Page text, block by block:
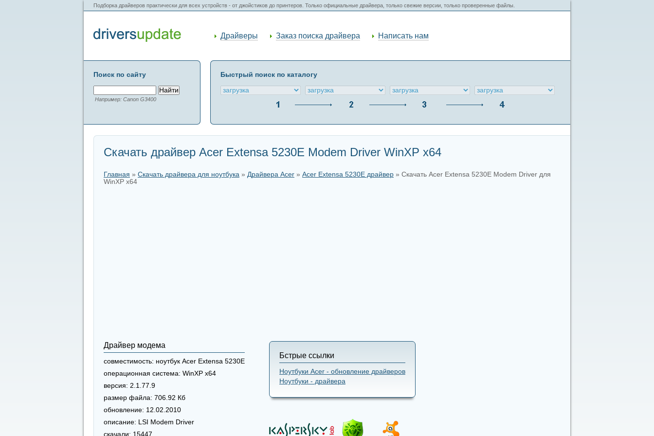
Подборка драйверов практически для всех устройств - от джойстиков до принтеров. Только официальные драйвера, только свежие версии, только проверенные файлы.
Драйверы Заказ поиска драйвера Написать нам
Поиск по сайту
Например: Canon G3400
Быстрый поиск по каталогу
Скачать драйвер Acer Extensa 5230E Modem Driver WinXP x64
Главная » Скачать драйвера для ноутбука » Драйвера Acer » Acer Extensa 5230E драйвер » Скачать Acer Extensa 5230E Modem Driver для
WinXP x64
Драйвер модема
совместимость: ноутбук Acer Extensa 5230E
операционная система: WinXP x64
версия: 2.1.77.9
размер файла: 706.92 Кб
обновление: 12.02.2010
описание: LSI Modem Driver
скачали: 15447
Бстрые ссылки
Ноутбуки Acer - обновление драйверов
Ноутбуки - драйвера